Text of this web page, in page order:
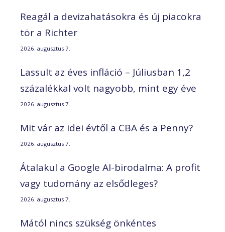
Reagál a devizahatásokra és új piacokra
tör a Richter
2026. augusztus 7.
Lassult az éves infláció – Júliusban 1,2
százalékkal volt nagyobb, mint egy éve
2026. augusztus 7.
Mit vár az idei évtől a CBA és a Penny?
2026. augusztus 7.
Átalakul a Google AI-birodalma: A profit
vagy tudomány az elsődleges?
2026. augusztus 7.
Mától nincs szükség önkéntes